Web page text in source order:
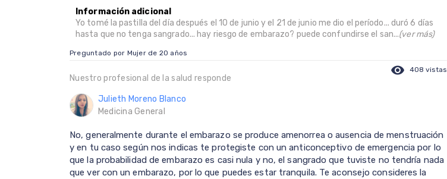
Información adicional
Yo tomé la pastilla del día después el 10 de junio y el 21 de junio me dio el período... duró 6 días
hasta que no tenga sangrado... hay riesgo de embarazo? puede confundirse el san...(ver más)
Preguntado por Mujer de 20 años
visibility 408 vistas
Nuestro profesional de la salud responde
Julieth Moreno Blanco
Medicina General
No, generalmente durante el embarazo se produce amenorrea o ausencia de menstruación
y en tu caso según nos indicas te protegiste con un anticonceptivo de emergencia por lo
que la probabilidad de embarazo es casi nula y no, el sangrado que tuviste no tendría nada
que ver con un embarazo, por lo que puedes estar tranquila. Te aconsejo consideres la